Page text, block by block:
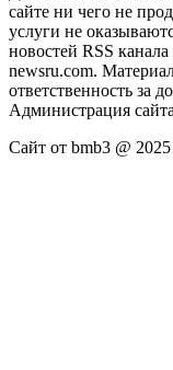
сайте ни чего не
услуги не
новостей RSS
newsru.com.
ответственность за
Администрация
Сайт от bmb3 @ 2025